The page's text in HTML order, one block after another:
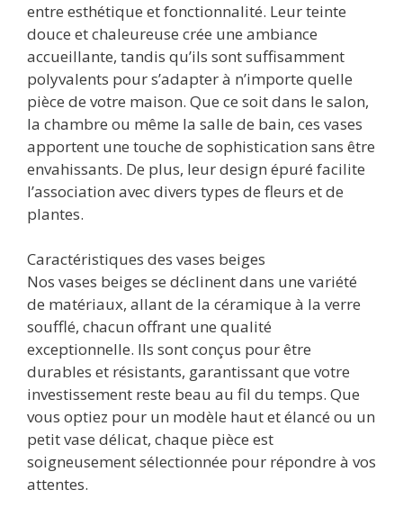
entre esthétique et fonctionnalité. Leur teinte
douce et chaleureuse crée une ambiance
accueillante, tandis qu’ils sont suffisamment
polyvalents pour s’adapter à n’importe quelle
pièce de votre maison. Que ce soit dans le salon,
la chambre ou même la salle de bain, ces vases
apportent une touche de sophistication sans être
envahissants. De plus, leur design épuré facilite
l’association avec divers types de fleurs et de
plantes.
Caractéristiques des vases beiges
Nos vases beiges se déclinent dans une variété
de matériaux, allant de la céramique à la verre
soufflé, chacun offrant une qualité
exceptionnelle. Ils sont conçus pour être
durables et résistants, garantissant que votre
investissement reste beau au fil du temps. Que
vous optiez pour un modèle haut et élancé ou un
petit vase délicat, chaque pièce est
soigneusement sélectionnée pour répondre à vos
attentes.